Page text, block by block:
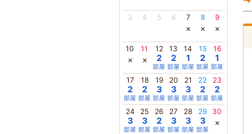
3 4 5 6 7
×
8
×
9
×
10
×
11
×
12
2
部屋
13
2
部屋
14
1
部屋
15
2
部屋
16
1
部屋
17
2
部屋
18
2
部屋
19
3
部屋
20
3
部屋
21
3
部屋
22
2
部屋
23
2
部屋
24
3
部屋
25
3
部屋
26
2
部屋
27
3
部屋
28
3
部屋
29
3
部屋
30
×